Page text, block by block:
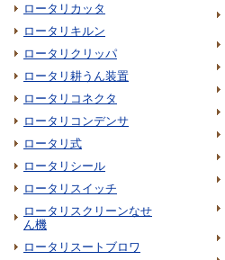
ロータリカッタ
ロータリキルン
ロータリクリッパ
ロータリ耕うん装置
ロータリコネクタ
ロータリコンデンサ
ロータリ式
ロータリシール
ロータリスイッチ
ロータリスクリーンなせ
ん機
ロータリスートブロワ